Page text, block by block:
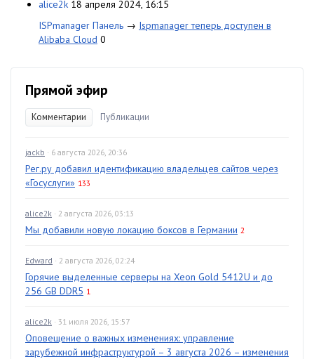
alice2k 18 апреля 2024, 16:15
ISPmanager Панель → Ispmanager теперь доступен в
Alibaba Cloud 0
Прямой эфир
Комментарии Публикации
jackb · 6 августа 2026, 20:36
Рег.ру добавил идентификацию владельцев сайтов через
«Госуслуги» 133
alice2k · 2 августа 2026, 03:13
Мы добавили новую локацию боксов в Германии 2
Edward · 2 августа 2026, 02:24
Горячие выделенные серверы на Xeon Gold 5412U и до
256 GB DDR5 1
alice2k · 31 июля 2026, 15:57
Оповещение о важных изменениях: управление
зарубежной инфраструктурой – 3 августа 2026 – изменения